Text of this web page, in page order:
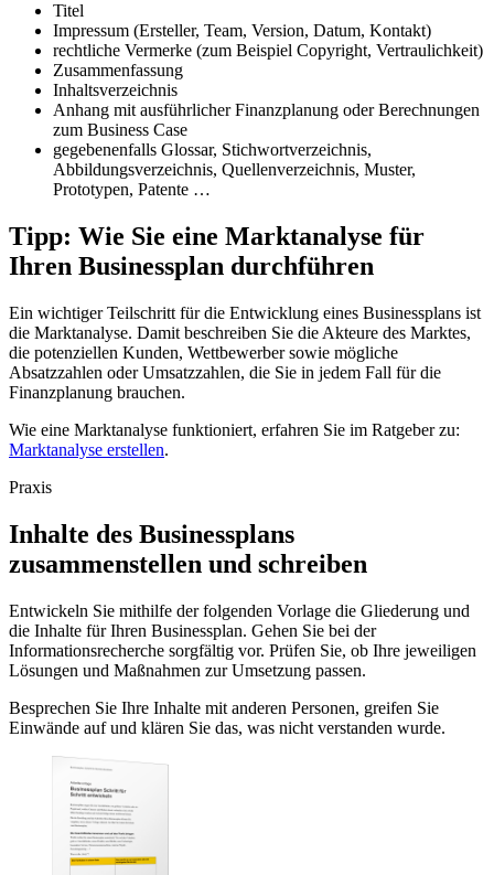
Titel
Impressum (Ersteller, Team, Version, Datum, Kontakt)
rechtliche Vermerke (zum Beispiel Copyright, Vertraulichkeit)
Zusammenfassung
Inhaltsverzeichnis
Anhang mit ausführlicher Finanzplanung oder Berechnungen
zum Business Case
gegebenenfalls Glossar, Stichwortverzeichnis,
Abbildungsverzeichnis, Quellenverzeichnis, Muster,
Prototypen, Patente …
Tipp: Wie Sie eine Marktanalyse für
Ihren Businessplan durchführen
Ein wichtiger Teilschritt für die Entwicklung eines Businessplans ist
die Marktanalyse. Damit beschreiben Sie die Akteure des Marktes,
die potenziellen Kunden, Wettbewerber sowie mögliche
Absatzzahlen oder Umsatzzahlen, die Sie in jedem Fall für die
Finanzplanung brauchen.
Wie eine Marktanalyse funktioniert, erfahren Sie im Ratgeber zu:
Marktanalyse erstellen.
Praxis
Inhalte des Businessplans
zusammenstellen und schreiben
Entwickeln Sie mithilfe der folgenden Vorlage die Gliederung und
die Inhalte für Ihren Businessplan. Gehen Sie bei der
Informationsrecherche sorgfältig vor. Prüfen Sie, ob Ihre jeweiligen
Lösungen und Maßnahmen zur Umsetzung passen.
Besprechen Sie Ihre Inhalte mit anderen Personen, greifen Sie
Einwände auf und klären Sie das, was nicht verstanden wurde.